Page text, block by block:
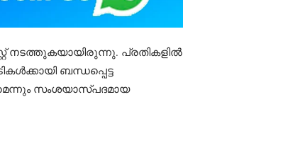
നടത്തുകയായിരുന്നു. പ്രതികളിൽ
ബന്ധപ്പെട്ട
സംശയാസ്പദമായ